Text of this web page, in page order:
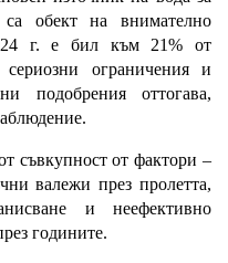
обект на внимателно
г. е бил към 21% от
ограничения и
подобрения оттогава,
съвкупност от фактори –
валежи през пролетта,
и неефективно
годините.